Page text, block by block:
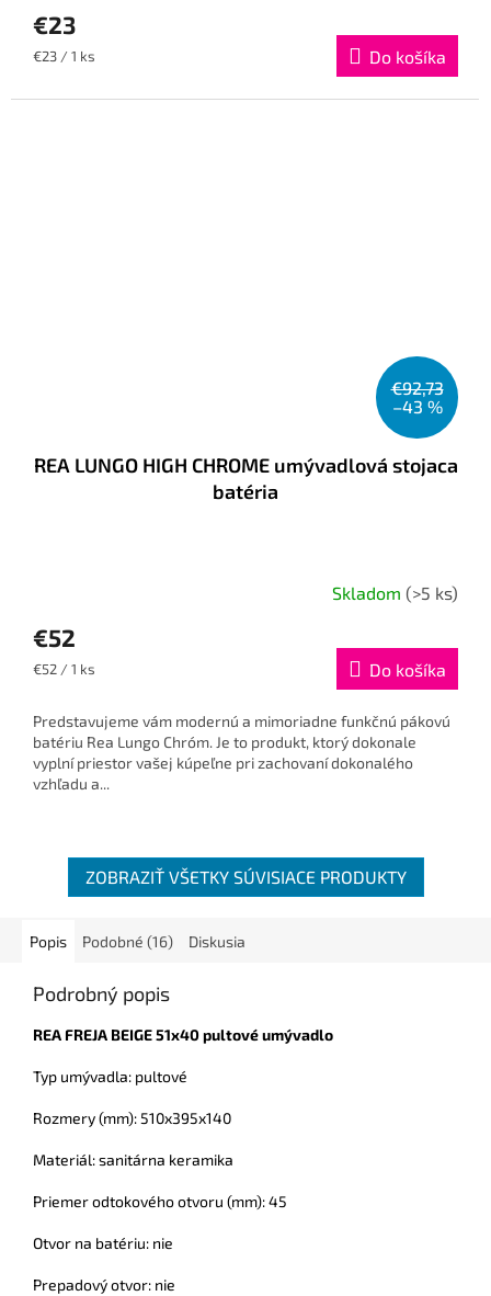
€23
Jednotková
€23 / 1 ks Do košíka
€92,73
–43 %
REA LUNGO HIGH CHROME umývadlová stojaca
batéria
Skladom (>5 ks)
€52
Jednotková
€52 / 1 ks Do košíka
Predstavujeme vám modernú a mimoriadne funkčnú pákovú
batériu Rea Lungo Chróm. Je to produkt, ktorý dokonale
vyplní priestor vašej kúpeľne pri zachovaní dokonalého
vzhľadu a...
ZOBRAZIŤ VŠETKY SÚVISIACE PRODUKTY
Popis Podobné (16) Diskusia
Podrobný popis
REA FREJA BEIGE 51x40 pultové umývadlo
Typ umývadla: pultové
Rozmery (mm): 510x395x140
Materiál: sanitárna keramika
Priemer odtokového otvoru (mm): 45
Otvor na batériu: nie
Prepadový otvor: nie